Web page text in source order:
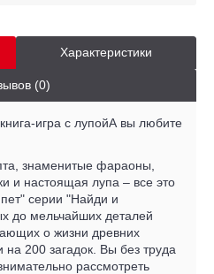
Характеристики
(0)
игра с лупойА вы любите
знаменитые фараоны,
и настоящая лупа – все это
серии "Найди и
до мельчайших деталей
о жизни древних
на 200 загадок. Вы без труда
рассмотреть